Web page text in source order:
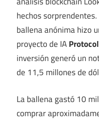
hechos
ballena anónima hizo
proyecto de IA
inversión generó un
de 11,5 millones de
La ballena gastó 10
comprar